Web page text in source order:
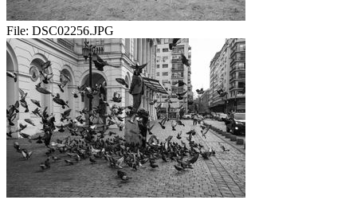
File: DSC02256.JPG